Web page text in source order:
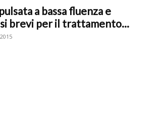
a bassa fluenza e
brevi per il trattamento...